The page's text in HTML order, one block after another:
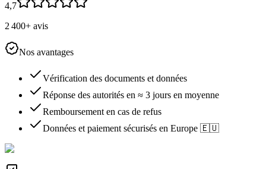
4,7
2 400+ avis
Nos avantages
Vérification des documents et données
Réponse des autorités en ≈ 3 jours en moyenne
Remboursement en cas de refus
Données et paiement sécurisés en Europe 🇪🇺